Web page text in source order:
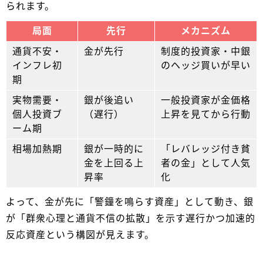
られます。
局面 先行 メカニズム
通貨不安・
インフレ初
期
金が先行
制度的投資家・中銀
のヘッジ買いが早い
実物需要・
個人投資ブ
ーム期
銀が後追い
（遅行）
一般投資家が金価格
上昇を見てから行動
相場加熱期
銀が一時的に
金を上回る上
昇率
「レバレッジ付き貧
者の金」として人気
化
よって、金が先に「警鐘を鳴らす資産」として動き、銀
が「群衆心理と通貨不信の拡散」を示す遅行かつ加速的
反応資産という構図が見えます。